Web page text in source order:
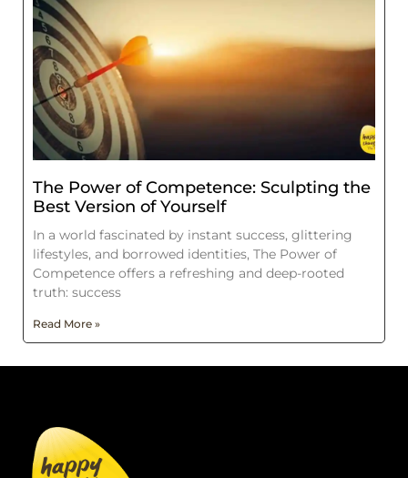
The Power of Competence: Sculpting the
Best Version of Yourself
In a world fascinated by instant success, glittering
lifestyles, and borrowed identities, The Power of
Competence offers a refreshing and deep-rooted
truth: success
Read More »